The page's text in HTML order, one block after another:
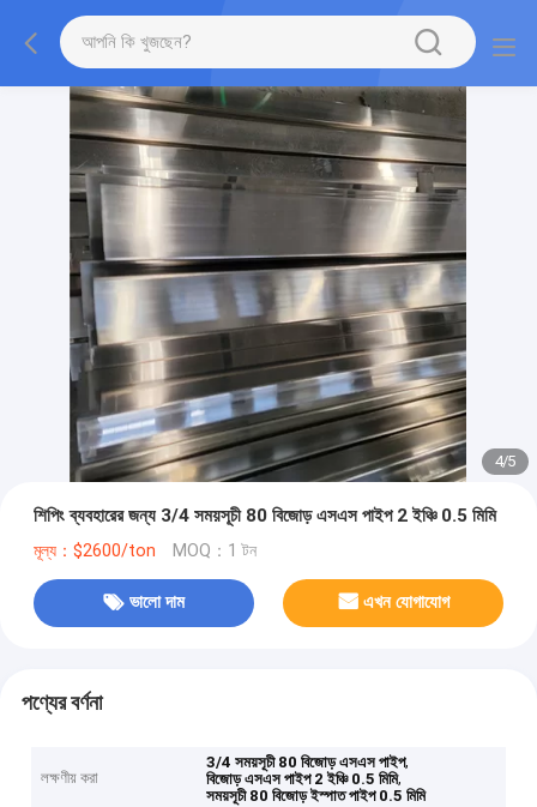
4/5
শিপিং ব্যবহারের জন্য 3/4 সময়সূচী 80 বিজোড় এসএস পাইপ 2 ইঞ্চি 0.5 মিমি
মূল্য：$2600/ton MOQ：1 টন
ভালো দাম এখন যোগাযোগ
পণ্যের বর্ণনা
লক্ষণীয় করা
3/4 সময়সূচী 80 বিজোড় এসএস পাইপ,
বিজোড় এসএস পাইপ 2 ইঞ্চি 0.5 মিমি,
সময়সূচী 80 বিজোড় ইস্পাত পাইপ 0.5 মিমি